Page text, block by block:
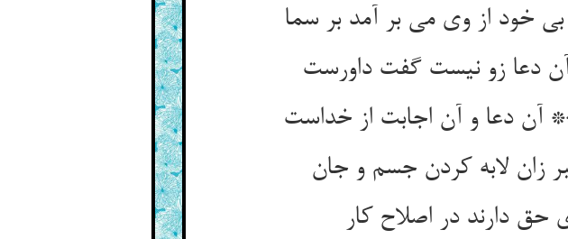
از وی می بر آمد بر سما
دعا زو نیست گفت داورست
دعا و آن اجابت از خداست
زان لابه کردن جسم و جان
دارند در اصلاح کار